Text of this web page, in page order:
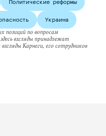
Политические реформы
Украина
позиций по вопросам
взгляды принадлежат
Карнеги, его сотрудников